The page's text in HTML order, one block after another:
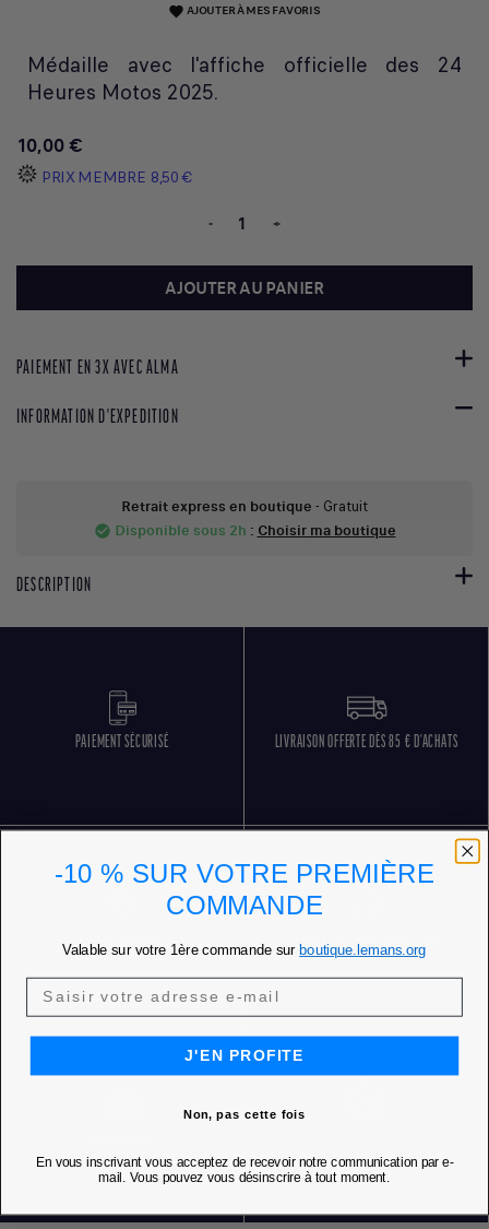
favorite AJOUTER À MES FAVORIS
Médaille avec l'affiche officielle des 24
Heures Motos 2025.
10,00 €
PRIX MEMBRE 8,50 €
- +
AJOUTER AU PANIER
PAIEMENT EN 3X AVEC ALMA
INFORMATION D'EXPEDITION
Retrait express en boutique - Gratuit
check_circle Disponible sous 2h : Choisir ma boutique
DESCRIPTION
PAIEMENT SÉCURISÉ LIVRAISON OFFERTE DÈS 85 € D'ACHATS
RETOURS GRATUITS SERVICE CLIENT 5 JOURS SUR 7
-10 % SUR VOTRE PREMIÈRE
COMMANDE
Valable sur votre 1ère commande sur boutique.lemans.org
J'EN PROFITE
Non, pas cette fois
En vous inscrivant vous acceptez de recevoir notre communication par e-
mail. Vous pouvez vous désinscrire à tout moment.